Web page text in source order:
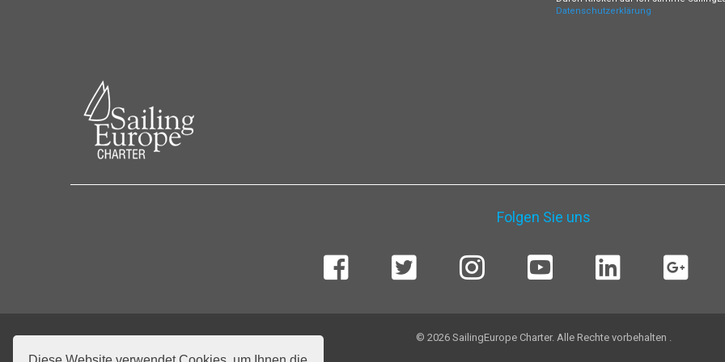
Datenschutzerklärung
Folgen Sie uns
© 2026 SailingEurope Charter. Alle Rechte vorbehalten .